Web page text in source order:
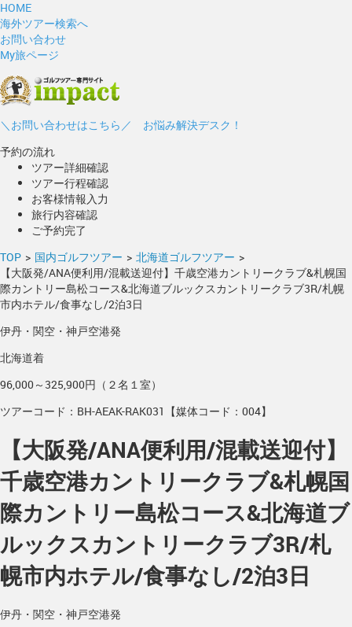
HOME
海外ツアー検索へ
お問い合わせ
My旅ページ
＼お問い合わせはこちら／ お悩み解決デスク！
予約の流れ
ツアー詳細確認
ツアー行程確認
お客様情報入力
旅行内容確認
ご予約完了
TOP > 国内ゴルフツアー > 北海道ゴルフツアー >
【大阪発/ANA便利用/混載送迎付】千歳空港カントリークラブ&札幌国
際カントリー島松コース&北海道ブルックスカントリークラブ3R/札幌
市内ホテル/食事なし/2泊3日
伊丹・関空・神戸空港発
北海道着
96,000～325,900円（２名１室）
ツアーコード：BH-AEAK-RAK031【媒体コード：004】
【大阪発/ANA便利用/混載送迎付】
千歳空港カントリークラブ&札幌国
際カントリー島松コース&北海道ブ
ルックスカントリークラブ3R/札
幌市内ホテル/食事なし/2泊3日
伊丹・関空・神戸空港発